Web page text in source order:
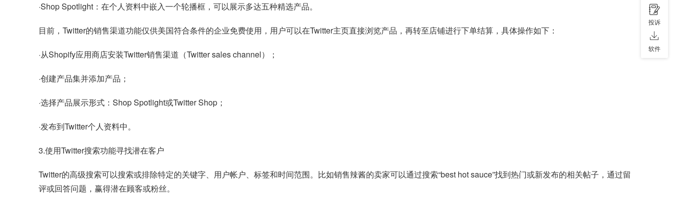
·Shop Spotlight：在个人资料中嵌入一个轮播框，可以展示多达五种精选产品。
目前，Twitter的销售渠道功能仅供美国符合条件的企业免费使用，用户可以在Twitter主页直接浏览产品，再转至店铺进行下单结算，具体操作如下：
·从Shopify应用商店安装Twitter销售渠道（Twitter sales channel）；
·创建产品集并添加产品；
·选择产品展示形式：Shop Spotlight或Twitter Shop；
·发布到Twitter个人资料中。
3.使用Twitter搜索功能寻找潜在客户
Twitter的高级搜索可以搜索或排除特定的关键字、用户帐户、标签和时间范围。比如销售辣酱的卖家可以通过搜索“best hot sauce”找到热门或新发布的相关帖子，通过留
评或回答问题，赢得潜在顾客或粉丝。
投诉
软件